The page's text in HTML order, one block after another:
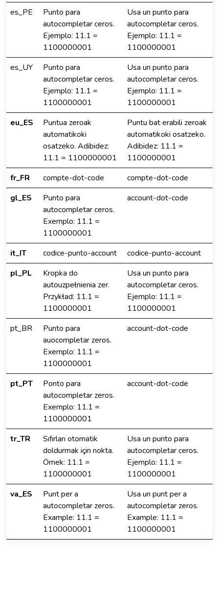
es_PE
Punto para
autocompletar ceros.
Ejemplo: 11.1 =
1100000001
Usa un punto para
autocompletar ceros.
Ejemplo: 11.1 =
1100000001
es_UY
Punto para
autocompletar ceros.
Ejemplo: 11.1 =
1100000001
Usa un punto para
autocompletar ceros.
Ejemplo: 11.1 =
1100000001
eu_ES
Puntua zeroak
automatikoki
osatzeko. Adibidez:
11.1 = 1100000001
Puntu bat erabili zeroak
automatikoki osatzeko.
Adibidez: 11.1 =
1100000001
fr_FR
compte-dot-code
compte-dot-code
gl_ES
Punto para
autocompletar ceros.
Exemplo: 11.1 =
1100000001
account-dot-code
it_IT codice-punto-account
codice-punto-account
pl_PL
Kropka do
autouzpełnienia zer.
Przykład: 11.1 =
1100000001
Usa un punto para
autocompletar ceros.
Ejemplo: 11.1 =
1100000001
pt_BR
Punto para
auocompletar zeros.
Exemplo: 11.1 =
1100000001
account-dot-code
pt_PT
Ponto para
autocompletar zeros.
Exemplo: 11.1 =
1100000001
account-dot-code
tr_TR
Sıfırları otomatik
doldurmak için nokta.
Örnek: 11.1 =
1100000001
Usa un punto para
autocompletar ceros.
Ejemplo: 11.1 =
1100000001
va_ES
Punt per a
autocompletar zeros.
Example: 11.1 =
1100000001
Usa un punt per a
autocompletar zeros.
Example: 11.1 =
1100000001